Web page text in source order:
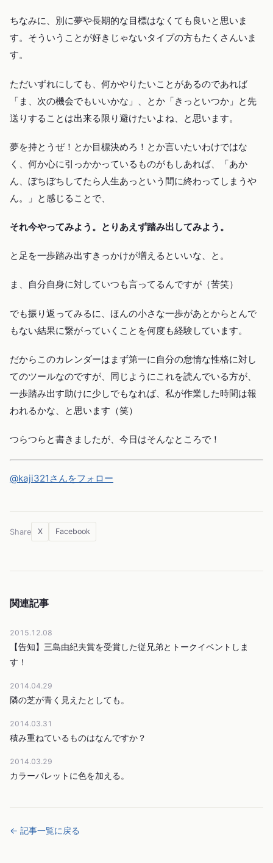
ちなみに、別に夢や長期的な目標はなくても良いと思いま
す。そういうことが好きじゃないタイプの方もたくさんいま
す。
ただいずれにしても、何かやりたいことがあるのであれば
「ま、次の機会でもいいかな」、とか「きっといつか」と先
送りすることは出来る限り避けたいよね、と思います。
夢を持とうぜ！とか目標決めろ！とか言いたいわけではな
く、何か心に引っかかっているものがもしあれば、「あか
ん、ぼちぼちしてたら人生あっという間に終わってしまうや
ん。」と感じることで、
それ今やってみよう。とりあえず踏み出してみよう。
と足を一歩踏み出すきっかけが増えるといいな、と。
ま、自分自身に対していつも言ってるんですが（苦笑）
でも振り返ってみるに、ほんの小さな一歩があとからとんで
もない結果に繋がっていくことを何度も経験しています。
だからこのカレンダーはまず第一に自分の怠惰な性格に対し
てのツールなのですが、同じようにこれを読んでいる方が、
一歩踏み出す助けに少しでもなれば、私が作業した時間は報
われるかな、と思います（笑）
つらつらと書きましたが、今日はそんなところで！
@kaji321さんをフォロー
Share X Facebook
関連記事
2015.12.08
【告知】三島由紀夫賞を受賞した従兄弟とトークイベントしま
す！
2014.04.29
隣の芝が青く見えたとしても。
2014.03.31
積み重ねているものはなんですか？
2014.03.29
カラーパレットに色を加える。
← 記事一覧に戻る